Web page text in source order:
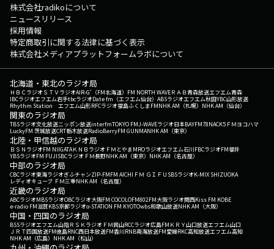
株式会社radikoについて
ニュースリリース
採用情報
特定商取引に関する法律に基づく表示
株式会社メディアプラットフォームラボについて
北海道・東北のラジオ局
ＨＢＣラジオＳＴＶラジオAIR-G'（FM北海道） FM NORTH WAVEＲＡＢ青森放送エフエム青森
IBCラジオエフエム岩手tbcラジオDate fm（エフエム仙台） ABSラジオエフエム秋田YBC山形放送
Rhythm Station エフエム山形RFCラジオ福島ふくしまFMNHK AM（札幌） NHK AM（仙台）
関東のラジオ局
TBSラジオ文化放送ニッポン放送interfmTOKYO FMJ-WAVEラジオ日本BAYFM78NACK5 ＦＭヨコハマ
LuckyFM 茨城放送CRT栃木放送RadioBerryFM GUNMANHK AM（東京）
北陸・甲信越のラジオ局
ＢＳＮラジオFM NIIGATAＫＮＢラジオ ＦＭとやまMROラジオエフエム石川FBCラジオFM福井
YBSラジオFM FUJISBCラジオ ＦＭ長野NHK AM（東京） NHK AM（名古屋）
中部のラジオ局
CBCラジオ東海ラジオぎふチャンZIP-FMFM AICHI ＦＭ ＧＩＦＵ SBSラジオK-MIX SHIZUOKA
レディオキューブ ＦＭ三重NHK AM（名古屋）
近畿のラジオ局
ABCラジオMBSラジオOBCラジオ大阪FM COCOLOFM802FM大阪ラジオ関西Kiss FM KOBE
e-radio FM滋賀KBS京都ラジオα-STATION FM KYOTOwbs和歌山放送NHK AM（大阪）
中国・四国のラジオ局
BSSラジオエフエム山陰ＲＳＫラジオ ＦＭ岡山RCCラジオ広島FM ＫＲＹ山口放送エフエム山口
ＪＲＴ四国放送FM徳島RNC西日本放送FM香川RNB南海放送FM愛媛RKC高知放送エフエム高知
NHK AM（広島） NHK AM（松山）